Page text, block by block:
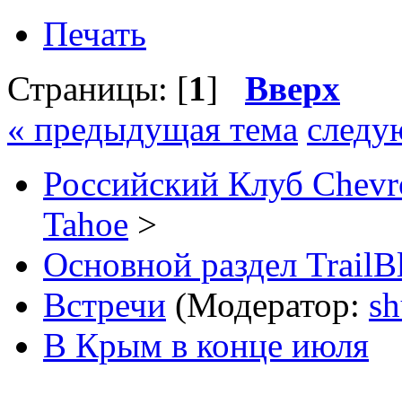
Печать
Страницы: [1] Вверх
« предыдущая тема
Российский Клуб
Tahoe >
Основной раздел
Встречи (Модератор:
В Крым в конце июля